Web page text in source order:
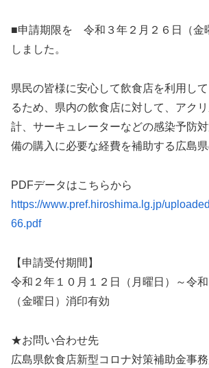
■申請期限を 令和３年２月２６日（
しました。
県民の皆様に安心して飲食店を利用し
るため、県内の飲食店に対して、アク
計、サーキュレーターなどの感染予防
備の購入に必要な経費を補助する広島県
PDFデータはこちらから
https://www.pref.hiroshima.lg.jp/
66.pdf
【申請受付期間】
令和２年１０月１２日（月曜日）～令
（金曜日）消印有効
★お問い合わせ先
広島県飲食店新型コロナ対策補助金事